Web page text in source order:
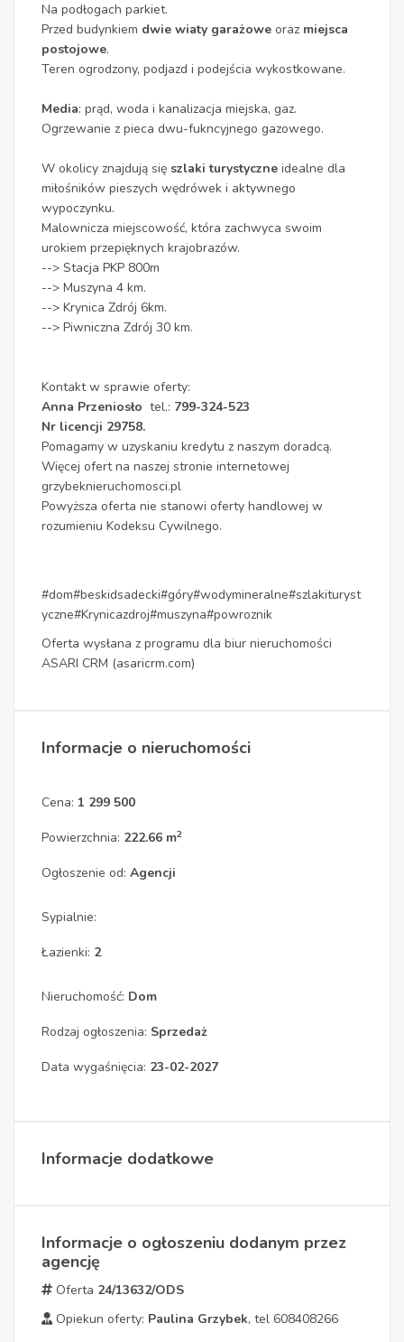
Na podłogach parkiet.
Przed budynkiem dwie wiaty garażowe oraz miejsca
postojowe.
Teren ogrodzony, podjazd i podejścia wykostkowane.
Media: prąd, woda i kanalizacja miejska, gaz.
Ogrzewanie z pieca dwu-fukncyjnego gazowego.
W okolicy znajdują się szlaki turystyczne idealne dla
miłośników pieszych wędrówek i aktywnego
wypoczynku.
Malownicza miejscowość, która zachwyca swoim
urokiem przepięknych krajobrazów.
--> Stacja PKP 800m
--> Muszyna 4 km.
--> Krynica Zdrój 6km.
--> Piwniczna Zdrój 30 km.
Kontakt w sprawie oferty:
Anna Przeniosło tel.: 799-324-523
Nr licencji 29758.
Pomagamy w uzyskaniu kredytu z naszym doradcą.
Więcej ofert na naszej stronie internetowej
grzybeknieruchomosci.pl
Powyższa oferta nie stanowi oferty handlowej w
rozumieniu Kodeksu Cywilnego.
#dom#beskidsadecki#góry#wodymineralne#szlakituryst
yczne#Krynicazdroj#muszyna#powroznik
Oferta wysłana z programu dla biur nieruchomości
ASARI CRM (asaricrm.com)
Informacje o nieruchomości
Cena: 1 299 500
Powierzchnia: 222.66 m2
Ogłoszenie od: Agencji
Sypialnie:
Łazienki: 2
Nieruchomość: Dom
Rodzaj ogłoszenia: Sprzedaż
Data wygaśnięcia: 23-02-2027
Informacje dodatkowe
Informacje o ogłoszeniu dodanym przez
agencję
Oferta 24/13632/ODS
Opiekun oferty: Paulina Grzybek, tel 608408266